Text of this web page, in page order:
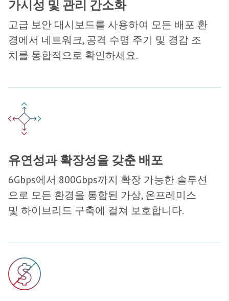
가시성 및 관리 간소화
고급 보안 대시보드를 사용하여 모든 배포 환
경에서 네트워크, 공격 수명 주기 및 경감 조
치를 통합적으로 확인하세요.
유연성과 확장성을 갖춘 배포
6Gbps에서 800Gbps까지 확장 가능한 솔루션
으로 모든 환경을 통합된 가상, 온프레미스
및 하이브리드 구축에 걸쳐 보호합니다.